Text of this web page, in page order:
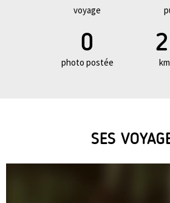
voyage
0
photo postée
SES